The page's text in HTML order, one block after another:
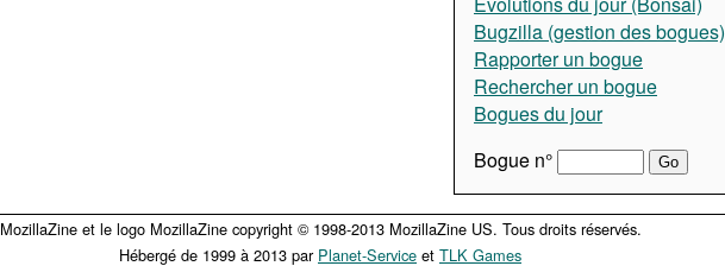
Bugzilla (gestion des bogues)
Rapporter un bogue
Rechercher un bogue
Bogues du jour
Bogue n°
MozillaZine et le logo MozillaZine copyright © 1998-2013 MozillaZine US. Tous droits réservés.
Hébergé de 1999 à 2013 par Planet-Service et TLK Games